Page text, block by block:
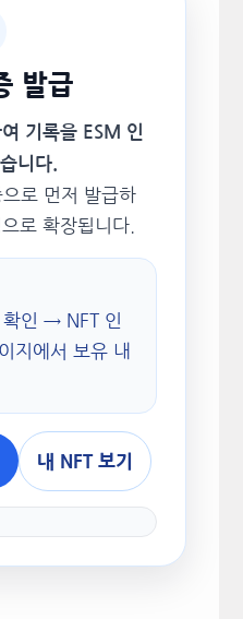
발급
기록을 ESM 인
니다.
로 먼저 발급하
로 확장됩니다.
인 → NFT 인
지에서 보유 내
내 NFT 보기